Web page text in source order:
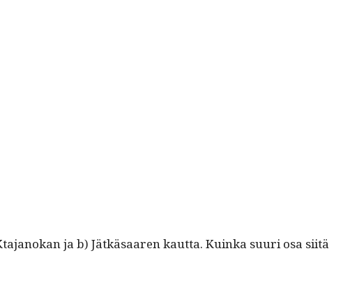
ja b) Jätkäsaaren kaut­ta. Kuin­ka suuri osa siitä